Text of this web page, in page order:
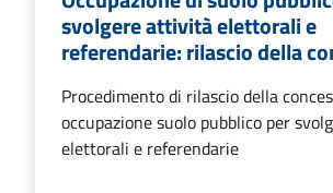
svolgere attività elettorali e
referendarie: rilascio della
Procedimento di rilascio della
occupazione suolo pubblico per
elettorali e referendarie